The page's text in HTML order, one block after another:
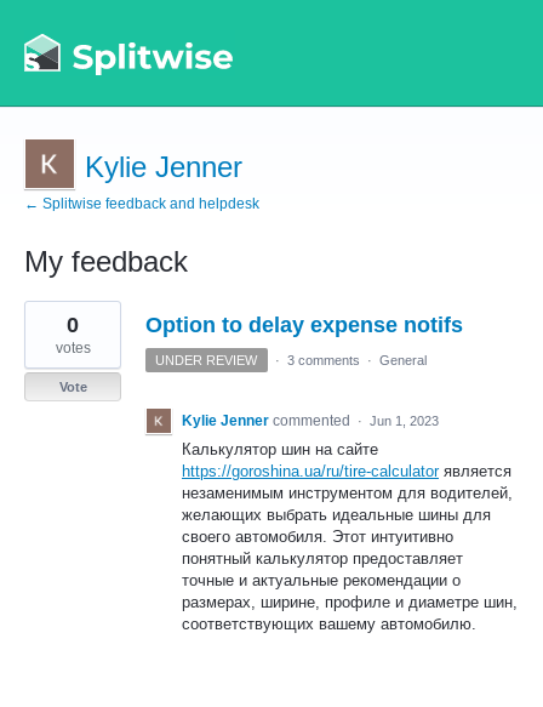
Kylie Jenner
← Splitwise feedback and helpdesk
My feedback
2
results
found
Option to delay expense notifs
0
votes
Vote
UNDER REVIEW · 3 comments · General
Kylie Jenner commented · Jun 1, 2023
Калькулятор шин на сайте
https://goroshina.ua/ru/tire-calculatorявляется
незаменимым инструментом для водителей,
желающих выбрать идеальные шины для
своего автомобиля. Этот интуитивно
понятный калькулятор предоставляет
точные и актуальные рекомендации о
размерах, ширине, профиле и диаметре шин,
соответствующих вашему автомобилю.